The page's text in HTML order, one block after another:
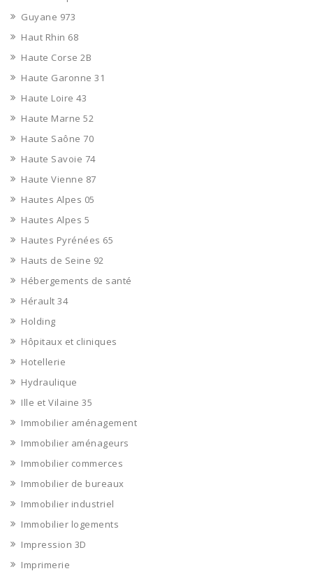
Guyane 973
Haut Rhin 68
Haute Corse 2B
Haute Garonne 31
Haute Loire 43
Haute Marne 52
Haute Saône 70
Haute Savoie 74
Haute Vienne 87
Hautes Alpes 05
Hautes Alpes 5
Hautes Pyrénées 65
Hauts de Seine 92
Hébergements de santé
Hérault 34
Holding
Hôpitaux et cliniques
Hotellerie
Hydraulique
Ille et Vilaine 35
Immobilier aménagement
Immobilier aménageurs
Immobilier commerces
Immobilier de bureaux
Immobilier industriel
Immobilier logements
Impression 3D
Imprimerie